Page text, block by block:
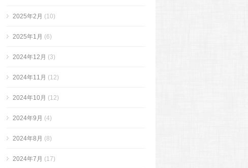
2025年2月 (10)
2025年1月 (6)
2024年12月 (3)
2024年11月 (12)
2024年10月 (12)
2024年9月 (4)
2024年8月 (8)
2024年7月 (17)